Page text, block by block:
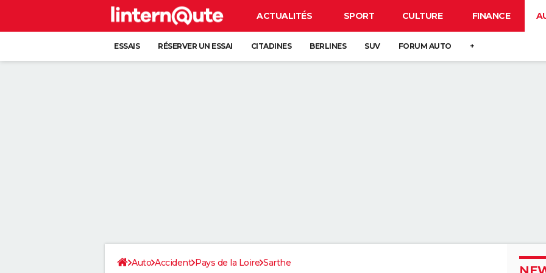
ACTUALITÉS SPORT CULTURE FINANCE
ESSAIS RÉSERVER UN ESSAI CITADINES BERLINES SUV FORUM AUTO +
Auto Accident Pays de la Loire Sarthe